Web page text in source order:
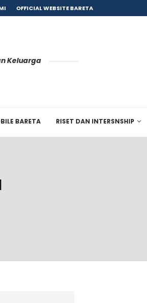
OFFICIAL WEBSITE BARETA
Keluarga
BARETA RISET DAN INTERSNSHIP